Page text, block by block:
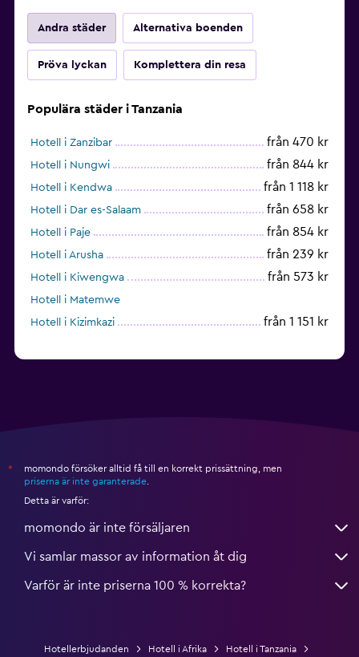
Andra städer Alternativa boenden
Pröva lyckan Komplettera din resa
Populära städer i Tanzania
Hotell i Zanzibar från 470 kr
Hotell i Nungwi från 844 kr
Hotell i Kendwa från 1 118 kr
Hotell i Dar es-Salaam från 658 kr
Hotell i Paje från 854 kr
Hotell i Arusha från 239 kr
Hotell i Kiwengwa från 573 kr
Hotell i Matemwe
Hotell i Kizimkazi
från 1 151 kr
*
momondo försöker alltid få till en korrekt prissättning, men
priserna är inte garanterade
Detta är varför:
momondo är inte försäljaren
Vi samlar massor av information åt dig
Varför är inte priserna 100 % korrekta?
Hotellerbjudanden Hotell i Afrika
Hotell i Tanzania